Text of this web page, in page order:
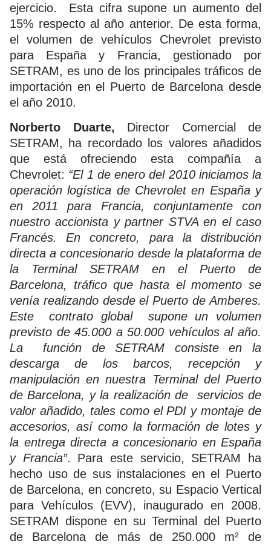
ejercicio. Esta cifra supone un aumento del
15% respecto al año anterior. De esta forma,
el volumen de vehículos Chevrolet previsto
para España y Francia, gestionado por
SETRAM, es uno de los principales tráficos de
importación en el Puerto de Barcelona desde
el año 2010.
Norberto Duarte, Director Comercial de
SETRAM, ha recordado los valores añadidos
que está ofreciendo esta compañía a
Chevrolet: “El 1 de enero del 2010 iniciamos la
operación logística de Chevrolet en España y
en 2011 para Francia, conjuntamente con
nuestro accionista y partner STVA en el caso
Francés. En concreto, para la distribución
directa a concesionario desde la plataforma de
la Terminal SETRAM en el Puerto de
Barcelona, tráfico que hasta el momento se
venía realizando desde el Puerto de Amberes.
Este contrato global supone un volumen
previsto de 45.000 a 50.000 vehículos al año.
La función de SETRAM consiste en la
descarga de los barcos, recepción y
manipulación en nuestra Terminal del Puerto
de Barcelona, y la realización de servicios de
valor añadido, tales como el PDI y montaje de
accesorios, así como la formación de lotes y
la entrega directa a concesionario en España
y Francia”. Para este servicio, SETRAM ha
hecho uso de sus instalaciones en el Puerto
de Barcelona, en concreto, su Espacio Vertical
para Vehículos (EVV), inaugurado en 2008.
SETRAM dispone en su Terminal del Puerto
de Barcelona de más de 250.000 m² de